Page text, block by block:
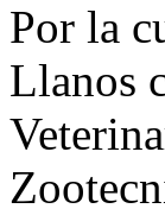
Por la
Llanos